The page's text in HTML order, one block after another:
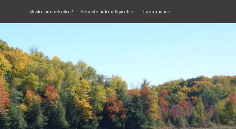
Ønske om nekrolog? Seneste bekendtgørelser Lav annonce